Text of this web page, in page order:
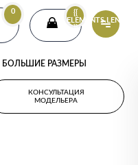
0
{{
ELEMENTS.LENGTH
}}
БОЛЬШИЕ РАЗМЕРЫ
КОНСУЛЬТАЦИЯ
МОДЕЛЬЕРА